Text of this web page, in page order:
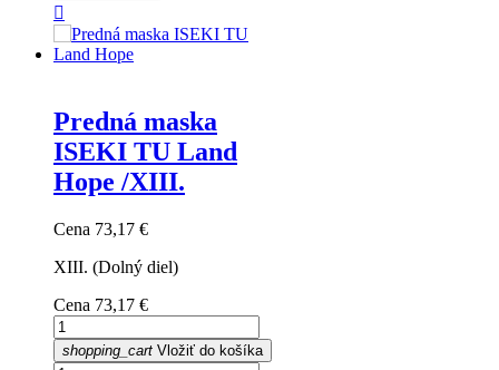

Predná maska
ISEKI TU Land
Hope /XIII.
Cena 73,17 €
XIII. (Dolný diel)
Cena 73,17 €
shopping_cart Vložiť do košíka